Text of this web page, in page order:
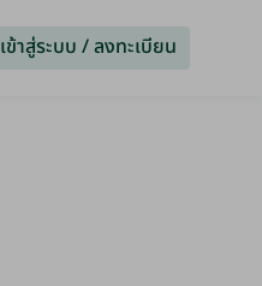
เข้าสู่ระบบ /ลงทะเบียน